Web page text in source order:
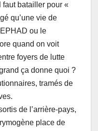
faut batailler pour «
qu’une vie de
ou le
quand on voit
foyers de lutte
ça donne quoi ?
tramés de
de l’arrière-pays,
place de